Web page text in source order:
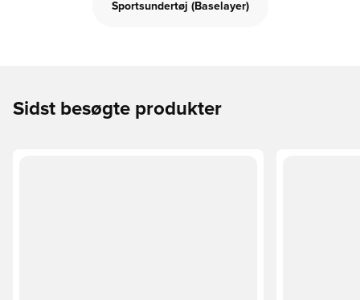
Sportsundertøj (Baselayer)
Sidst besøgte produkter